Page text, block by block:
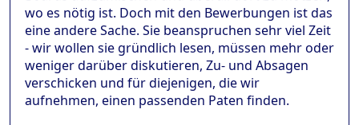
wo es nötig ist. Doch mit den Bewerbungen ist das
eine andere Sache. Sie beanspruchen sehr viel Zeit
- wir wollen sie gründlich lesen, müssen mehr oder
weniger darüber diskutieren, Zu- und Absagen
verschicken und für diejenigen, die wir
aufnehmen, einen passenden Paten finden.